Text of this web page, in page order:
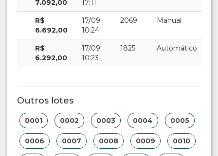
7.092,00 17:11
R$
6.692,00
17/09
10:24
2069 Manual
R$
6.292,00
17/09
10:23
1825 Automático
Outros lotes
0001 0002 0003 0004 0005
0006 0007 0008 0009 0010